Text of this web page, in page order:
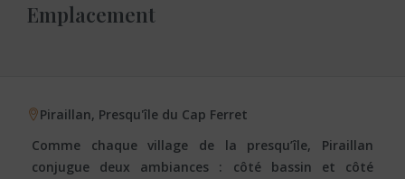
Emplacement
Piraillan, Presqu'île du Cap Ferret
Comme chaque village de la presqu’île, Piraillan
conjugue deux ambiances : côté bassin et côté